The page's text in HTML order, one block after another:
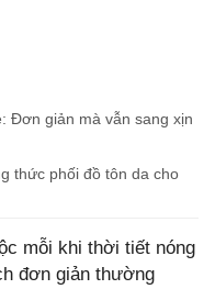
Đơn giản mà vẫn sang xịn
thức phối đồ tôn da cho
mỗi khi thời tiết nóng
đơn giản thường